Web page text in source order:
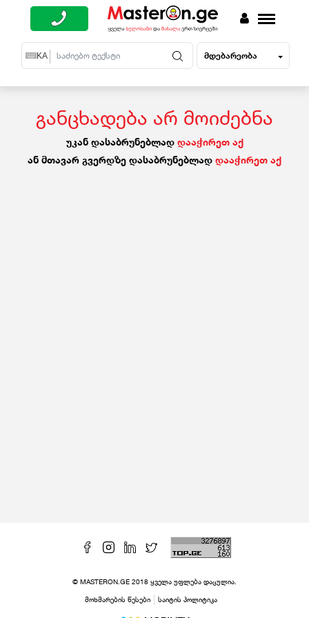
EN KA RU მდებარეობა
განცხადება არ მოიძებნა
უკან დასაბრუნებლად დააჭირეთ აქ
ან მთავარ გვერდზე დასაბრუნებლად დააჭირეთ აქ
© MASTERON.GE 2018 ყველა უფლება დაცულია.
მოხმარების წესები საიტის პოლიტიკა